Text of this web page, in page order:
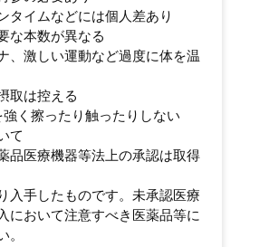
タイムなどには個人差あり
な本数が異なる
、激しい運動など過度に体を温
取は控える
強く擦ったり触ったりしない
て
品医療機器等法上の承認は取得
入手したものです。未承認医療
において注意すべき医薬品等に
。